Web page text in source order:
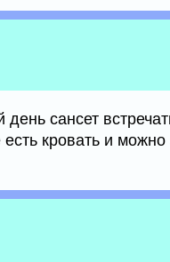
сансет
кровать и